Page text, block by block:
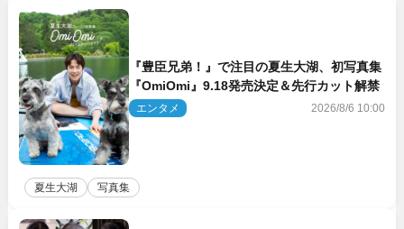
『豊臣兄弟！』で注目の夏生大湖、初写真集
『OmiOmi』9.18発売決定＆先行カット解禁
エンタメ 2026/8/6 10:00
夏生大湖 写真集